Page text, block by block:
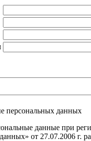
персональных данных
данные при
от 27.07.2006 г.